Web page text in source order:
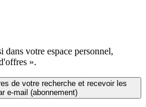
dans votre espace personnel,
».
de votre recherche et recevoir les
e-mail (abonnement)